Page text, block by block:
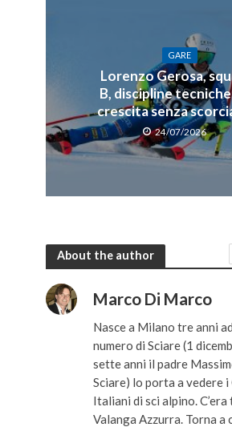
GARE
Lorenzo Gerosa,
B, discipline
crescita senza
24/07/2026
About the author
Marco Di Marco
Nasce a Milano tre anni
numero di Sciare (1
sette anni il padre
Sciare) lo porta a vedere
Italiani di sci alpino.
Valanga Azzurra. Torna a